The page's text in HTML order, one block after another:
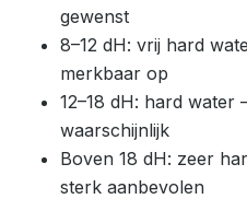
gewenst
8–12 dH: vrij hard
merkbaar op
12–18 dH: hard
waarschijnlijk
Boven 18 dH: zeer
sterk aanbevolen